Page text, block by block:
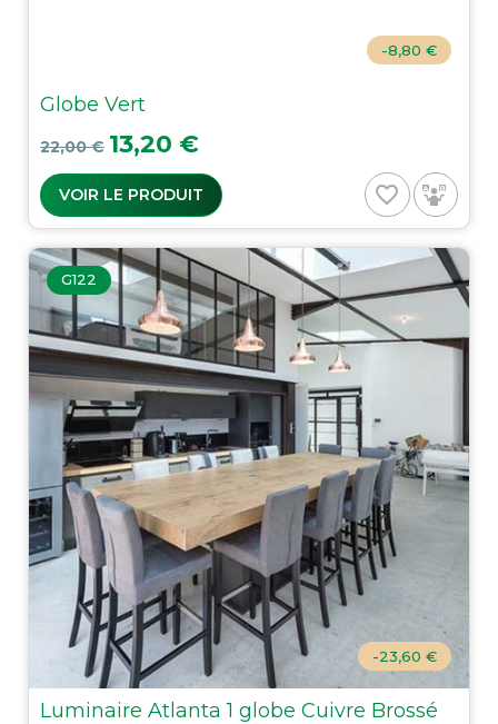
-8,80 €
Globe Vert
Prix de base
22,00 € Prix
13,20 €
VOIR LE PRODUIT favorite_border
G122
-23,60 €
Luminaire Atlanta 1 globe Cuivre Brossé